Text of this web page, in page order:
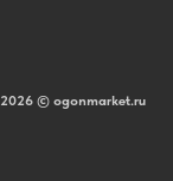
2026 © ogonmarket.ru